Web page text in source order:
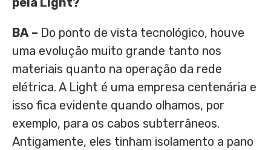
BA – Do ponto de vista tecnológico, houve
uma evolução muito grande tanto nos
materiais quanto na operação da rede
elétrica. A Light é uma empresa centenária e
isso fica evidente quando olhamos, por
exemplo, para os cabos subterrâneos.
Antigamente, eles tinham isolamento a pano